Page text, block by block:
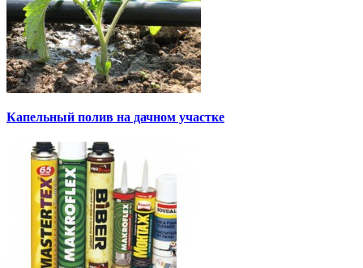
Капельный полив на дачном участке